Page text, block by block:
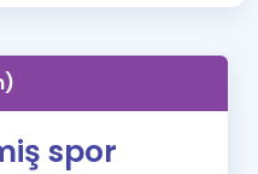
İngilizce Gramer
spor